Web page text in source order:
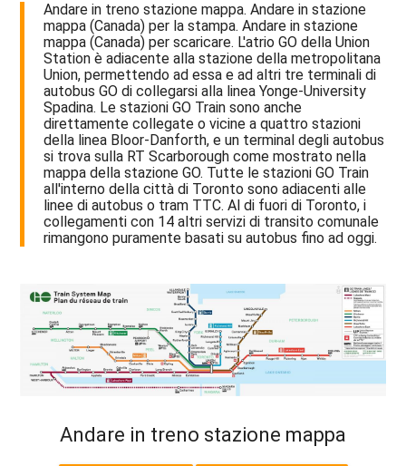
Andare in treno stazione mappa. Andare in stazione
mappa (Canada) per la stampa. Andare in stazione
mappa (Canada) per scaricare. L'atrio GO della Union
Station è adiacente alla stazione della metropolitana
Union, permettendo ad essa e ad altri tre terminali di
autobus GO di collegarsi alla linea Yonge-University
Spadina. Le stazioni GO Train sono anche
direttamente collegate o vicine a quattro stazioni
della linea Bloor-Danforth, e un terminal degli autobus
si trova sulla RT Scarborough come mostrato nella
mappa della stazione GO. Tutte le stazioni GO Train
all'interno della città di Toronto sono adiacenti alle
linee di autobus o tram TTC. Al di fuori di Toronto, i
collegamenti con 14 altri servizi di transito comunale
rimangono puramente basati su autobus fino ad oggi.
Andare in treno stazione mappa